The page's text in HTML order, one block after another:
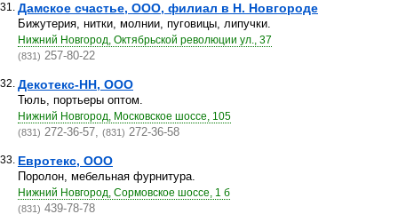
31. Дамское счастье, ООО, филиал в Н. Новгороде
Бижутерия, нитки, молнии, пуговицы, липучки.
Нижний Новгород, Октябрьской революции ул., 37
(831) 257-80-22
32. Декотекс-НН, ООО
Тюль, портьеры оптом.
Нижний Новгород, Московское шоссе, 105
(831) 272-36-57, (831) 272-36-58
33. Евротекс, ООО
Поролон, мебельная фурнитура.
Нижний Новгород, Сормовское шоссе, 1 б
(831) 439-78-78